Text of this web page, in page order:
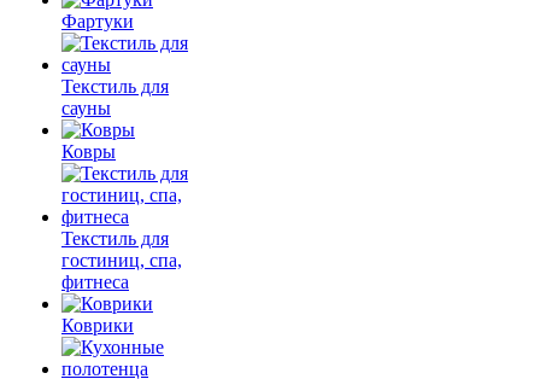
Фартуки
Текстиль для
сауны
Ковры
Текстиль для
гостиниц, спа,
фитнеса
Коврики